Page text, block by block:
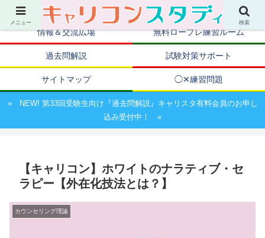
キャリアコンサルタント資格取得のための試験対策ポータルサイト
情報＆交流広場 無料ロープレ練習ルーム
過去問解説 試験対策サポート
サイトマップ ◯✕練習問題
» NEW! 第33回受験生向け『過去問解説』キャリスタ有料会員のお申し
込み受付中！ «
【キャリコン】ホワイトのナラティブ・セ
ラピー【外在化技法とは？】
カウンセリング理論
メニュー 検索